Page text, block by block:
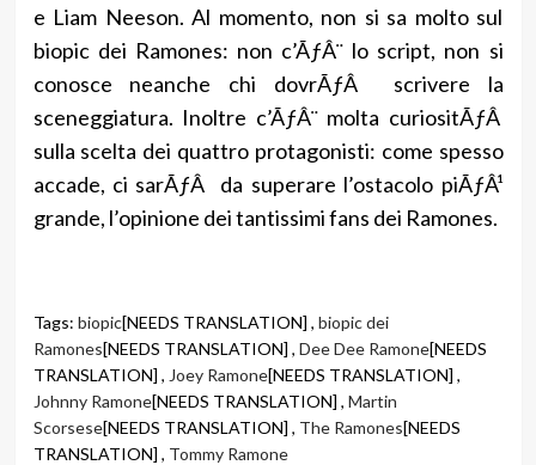
e Liam Neeson. Al momento, non si sa molto sul
biopic dei Ramones: non c’ÃƒÂ¨ lo script, non si
conosce neanche chi dovrÃƒÂ scrivere la
sceneggiatura. Inoltre c’ÃƒÂ¨ molta curiositÃƒÂ
sulla scelta dei quattro protagonisti: come spesso
accade, ci sarÃƒÂ da superare l’ostacolo piÃƒÂ¹
grande, l’opinione dei tantissimi fans dei Ramones.
Tags: biopic[NEEDS TRANSLATION] , biopic dei
Ramones[NEEDS TRANSLATION] , Dee Dee Ramone[NEEDS
TRANSLATION] , Joey Ramone[NEEDS TRANSLATION] ,
Johnny Ramone[NEEDS TRANSLATION] , Martin
Scorsese[NEEDS TRANSLATION] , The Ramones[NEEDS
TRANSLATION] , Tommy Ramone